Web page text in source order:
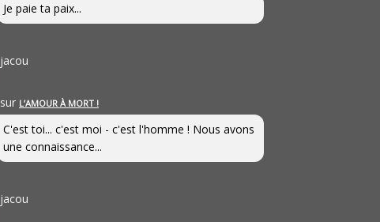
Je paie ta paix...
jacou
sur L’AMOUR À MORT !
C'est toi... c'est moi - c'est l'homme ! Nous avons
une connaissance...
jacou